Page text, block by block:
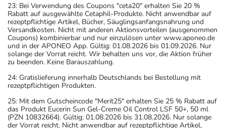
23: Bei Verwendung des Coupons "ceta20" erhalten Sie 20 %
Rabatt auf ausgewählte Cetaphil-Produkte. Nicht anwendbar auf
rezeptpflichtige Artikel, Bücher, Säuglingsanfangsnahrung und
Versandkosten. Nicht mit anderen Aktionsvorteilen (ausgenommen
Coupons) kombinierbar und nur einzulösen unter www.aponeo.de
und in der APONEO App. Gültig: 01.08.2026 bis 01.09.2026. Nur
solange der Vorrat reicht. Wir behalten uns vor, die Aktion früher
zu beenden. Keine Barauszahlung.
24: Gratislieferung innerhalb Deutschlands bei Bestellung mit
rezeptpflichtigen Produkten.
25: Mit dem Gutscheincode "Merit25" erhalten Sie 25 % Rabatt auf
das Produkt Eucerin Sun Gel-Creme Oil Control LSF 50+, 50 ml
(PZN 10832664). Gültig: 01.08.2026 bis 31.08.2026. Nur solange
der Vorrat reicht. Nicht anwendbar auf rezeptpflichtige Artikel,